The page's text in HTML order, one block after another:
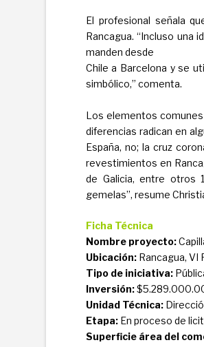
El profesional señala
Rancagua. “Incluso una
manden desde
Chile a Barcelona y se
simbólico,” comenta.
Los elementos
diferencias radican en
España, no; la cruz
revestimientos en
de Galicia, entre otros
gemelas”, resume
Ficha Técnica
Nombre proyecto:
Ubicación:Rancagua, VI
Tipo de iniciativa:
Inversión:
Unidad Técnica:
Etapa:En proceso de
Superficie área del